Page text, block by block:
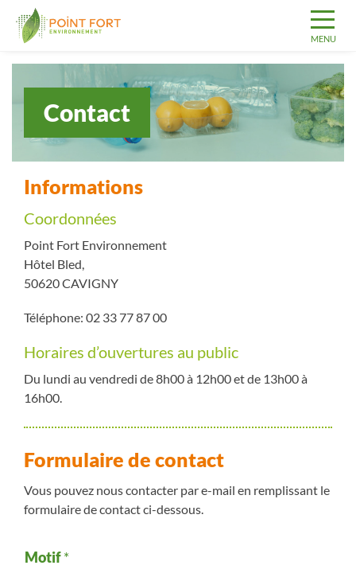
Contact
Informations
Coordonnées
Point Fort Environnement
Hôtel Bled,
50620 CAVIGNY
Téléphone: 02 33 77 87 00
Horaires d’ouvertures au public
Du lundi au vendredi de 8h00 à 12h00 et de 13h00 à
16h00.
Formulaire de contact
Vous pouvez nous contacter par e-mail en remplissant le
formulaire de contact ci-dessous.
Motif*